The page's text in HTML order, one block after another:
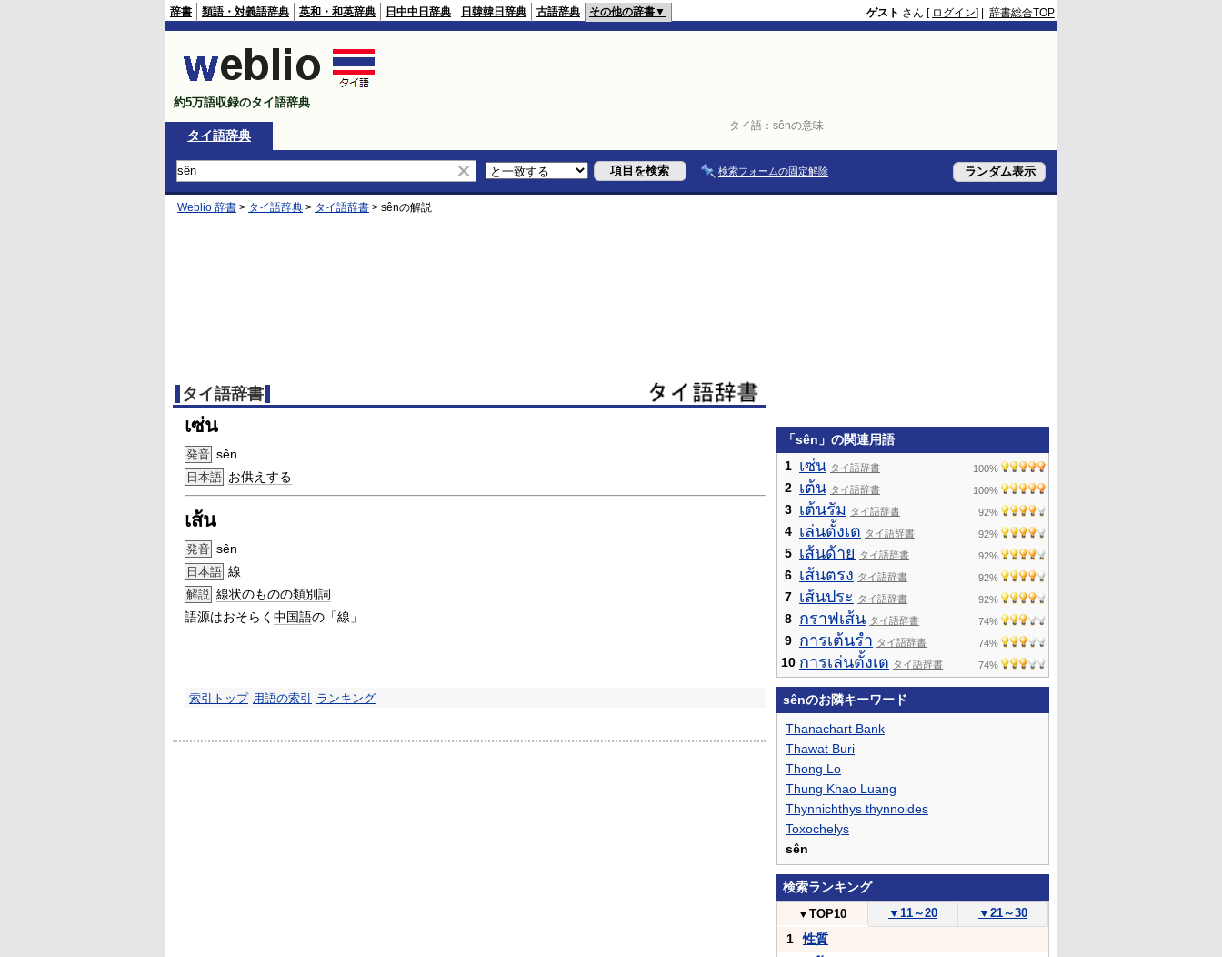
タイ語： sênの意味
辞書 類語・対義語辞典 英和・和英辞典 日中中日辞典 日韓韓日辞典 古語辞典 その他の辞書▼ ゲスト さん [ ログイン] | 辞書総合TOP
約5万語収録のタイ語辞典
タイ語辞典
検索フォームの固定解除
Weblio 辞書 > タイ語辞典 > タイ語辞書 > sênの解説
タイ語辞書
เซ่น
発音 sên
日本語 お供えする
เส้น
発音 sên
日本語 線
解説 線状のものの類別詞
語源はおそらく 中国語の「線」
索引トップ 用語の索引 ランキング
「sên」の関連用語
1 เซ่น タイ語辞書 100%
2 เต้น タイ語辞書 100%
3 เต้นรัม タイ語辞書 92%
4 เล่นตั้งเต タイ語辞書 92%
5 เส้นด้าย タイ語辞書 92%
6 เส้นตรง タイ語辞書 92%
7 เส้นประ タイ語辞書 92%
8 กราฟเส้น タイ語辞書 74%
9 การเต้นรำ タイ語辞書 74%
10 การเล่นตั้งเต タイ語辞書 74%
sênのお隣キーワード
Thanachart Bank
Thawat Buri
Thong Lo
Thung Khao Luang
Thynnichthys thynnoides
Toxochelys
sên
検索ランキング
▼ TOP10 ▼ 11～20 ▼ 21～30
1
性質